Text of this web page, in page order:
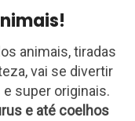
animais, tiradas
vai se divertir
super originais.
e até coelhos